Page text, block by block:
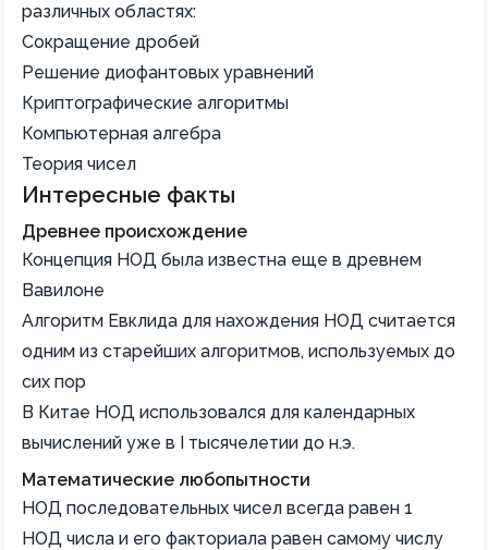
различных областях:
Сокращение дробей
Решение диофантовых уравнений
Криптографические алгоритмы
Компьютерная алгебра
Теория чисел
Интересные факты
Древнее происхождение
Концепция НОД была известна еще в древнем
Вавилоне
Алгоритм Евклида для нахождения НОД считается
одним из старейших алгоритмов, используемых до
сих пор
В Китае НОД использовался для календарных
вычислений уже в I тысячелетии до н.э.
Математические любопытности
НОД последовательных чисел всегда равен 1
НОД числа и его факториала равен самому числу